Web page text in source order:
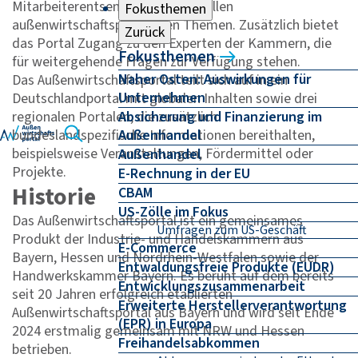
Fokusthemen
Zurück
Fokusthemen
Naher Osten: Auswirkungen für
Unternehmen
Absicherung und Finanzierung im
Außenhandel
Außenhandel
E-Rechnung in der EU
CBAM
US-Zölle im Fokus
Umfragen zum US-Geschäft
E-Commerce
Entwaldungsfreie Produkte (EUDR)
Entwicklungszusammenarbeit
Erweiterte Herstellerverantwortung
(EPR) in Europa
Freihandelsabkommen
Mitarbeiterentsendung und aktuellen
außenwirtschaftspolitischen Themen. Zusätzlich bietet
das Portal Zugang zu den Experten der Kammern, die
für weitergehende Fragen zur Verfügung stehen.
Das Außenwirtschaftsportal teilt sich auf in ein
Deutschlandportal mit globalen Inhalten sowie drei
regionalen Portalen, die zusätzlich
bundeslandspezifische Informationen bereithalten,
beispielsweise Veranstaltungen, Fördermittel oder
Projekte.
Historie
Das Außenwirtschaftsportal ist ein gemeinsames
Produkt der Industrie- und Handelskammern aus
Bayern, Hessen und Nordrhein-Westfalen sowie der
Handwerkskammer Bayern. Es beruht auf dem bereits
seit 20 Jahren erfolgreich etablierten
Außenwirtschaftsportal aus Bayern und wird seit Ende
2024 erstmalig gemeinsam mit NRW und Hessen
betrieben.